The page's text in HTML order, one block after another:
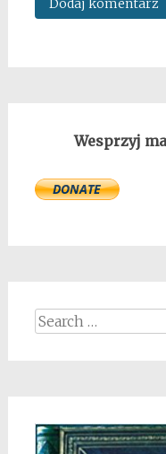
Wesprzyj
Search